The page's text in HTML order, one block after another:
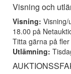
Visning och
Visning: Visning/
18.00 på
Titta gärna på
Utlämning: